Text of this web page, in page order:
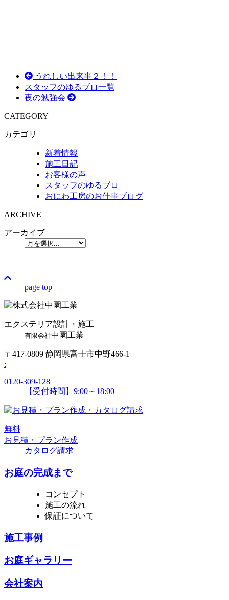
うれしい出来事２！！
スタッフのゆるブロ一覧
夜の勉強会
CATEGORY
カテゴリ
新着情報
施工日記
お客様の声
スタッフのゆるブロ
おにわ工房のお仕事ブログ
ARCHIVE
アーカイブ
page top
エクステリア設計・施工
有限会社中園工業
〒417-0809 静岡県富士市中野466-1
:
0120-309-128
【受付時間】9:00～18:00
無料
お見積・プラン作成
カタログ請求
お庭の完成まで
コンセプト
施工の流れ
保証について
施工事例
お庭ギャラリー
会社案内